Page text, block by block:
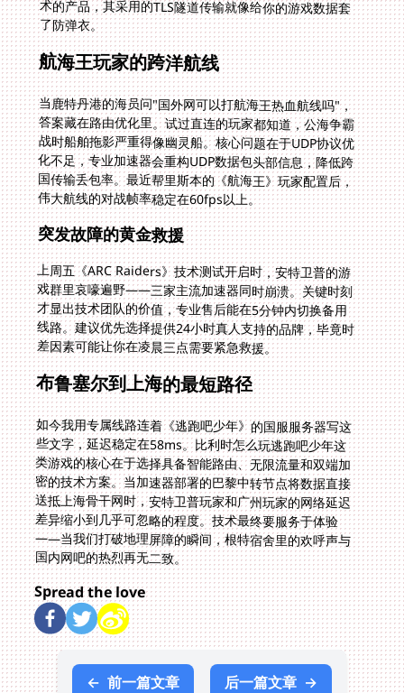
了防弹衣。
航海王玩家的跨洋航线
当鹿特丹港的海员问"国外网可以打航海王热血航线吗"，
答案藏在路由优化里。试过直连的玩家都知道，公海争霸
战时船舶拖影严重得像幽灵船。核心问题在于UDP协议优
化不足，专业加速器会重构UDP数据包头部信息，降低跨
国传输丢包率。最近帮里斯本的《航海王》玩家配置后，
伟大航线的对战帧率稳定在60fps以上。
突发故障的黄金救援
上周五《ARC Raiders》技术测试开启时，安特卫普的游
戏群里哀嚎遍野——三家主流加速器同时崩溃。关键时刻
才显出技术团队的价值，专业售后能在5分钟内切换备用
线路。建议优先选择提供24小时真人支持的品牌，毕竟时
差因素可能让你在凌晨三点需要紧急救援。
布鲁塞尔到上海的最短路径
如今我用专属线路连着《逃跑吧少年》的国服服务器写这
些文字，延迟稳定在58ms。比利时怎么玩逃跑吧少年这
类游戏的核心在于选择具备智能路由、无限流量和双端加
密的技术方案。当加速器部署的巴黎中转节点将数据直接
送抵上海骨干网时，安特卫普玩家和广州玩家的网络延迟
差异缩小到几乎可忽略的程度。技术最终要服务于体验
——当我们打破地理屏障的瞬间，根特宿舍里的欢呼声与
国内网吧的热烈再无二致。
Spread the love
← 前一篇文章 后一篇文章 →